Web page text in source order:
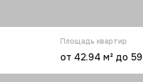
Площадь квартир
от 42.94 м² до